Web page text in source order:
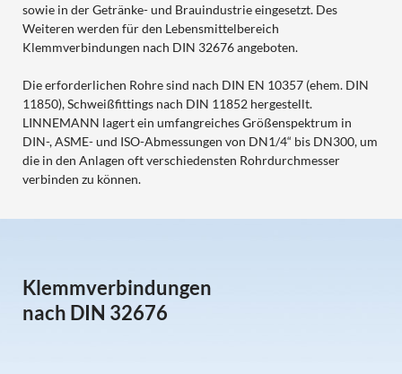
sowie in der Getränke- und Brauindustrie eingesetzt. Des
Weiteren werden für den Lebensmittelbereich
Klemmverbindungen nach DIN 32676 angeboten.
Die erforderlichen Rohre sind nach DIN EN 10357 (ehem. DIN
11850), Schweißfittings nach DIN 11852 hergestellt.
LINNEMANN lagert ein umfangreiches Größenspektrum in
DIN-, ASME- und ISO-Abmessungen von DN1/4“ bis DN300, um
die in den Anlagen oft verschiedensten Rohrdurchmesser
verbinden zu können.
Klemmverbindungen
nach DIN 32676